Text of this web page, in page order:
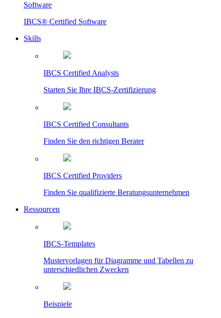
Software
IBCS® Certified Software
Skills
IBCS Certified Analysts
Starten Sie Ihre IBCS-Zertifizierung
IBCS Certified Consultants
Finden Sie den richtigen Berater
IBCS Certified Providers
Finden Sie qualifizierte Beratungsunternehmen
Ressourcen
IBCS-Templates
Mustervorlagen für Diagramme und Tabellen zu
unterschiedlichen Zwecken
Beispiele